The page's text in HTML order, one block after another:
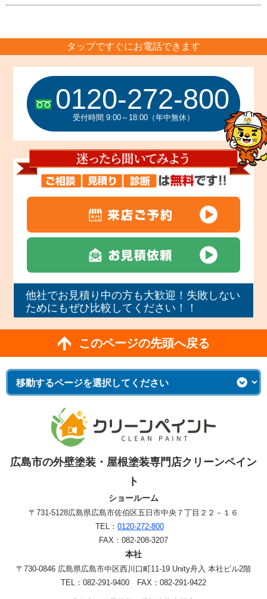
タップですぐにお電話できます
0120-272-800
受付時間 9:00～18:00（年中無休）
他社でお見積り中の方も大歓迎！失敗しない
ためにもぜひ比較してください！！
このページの先頭へ戻る
広島市の外壁塗装・屋根塗装専門店クリーンペイン
ト
ショールーム
〒731-5128広島県広島市佐伯区五日市中央７丁目２２－１６
TEL： 0120-272-800
FAX：082-208-3207
本社
〒730-0846 広島県広島市中区西川口町11-19 Unity舟入 本社ビル2階
TEL：082-291-9400 FAX：082-291-9422